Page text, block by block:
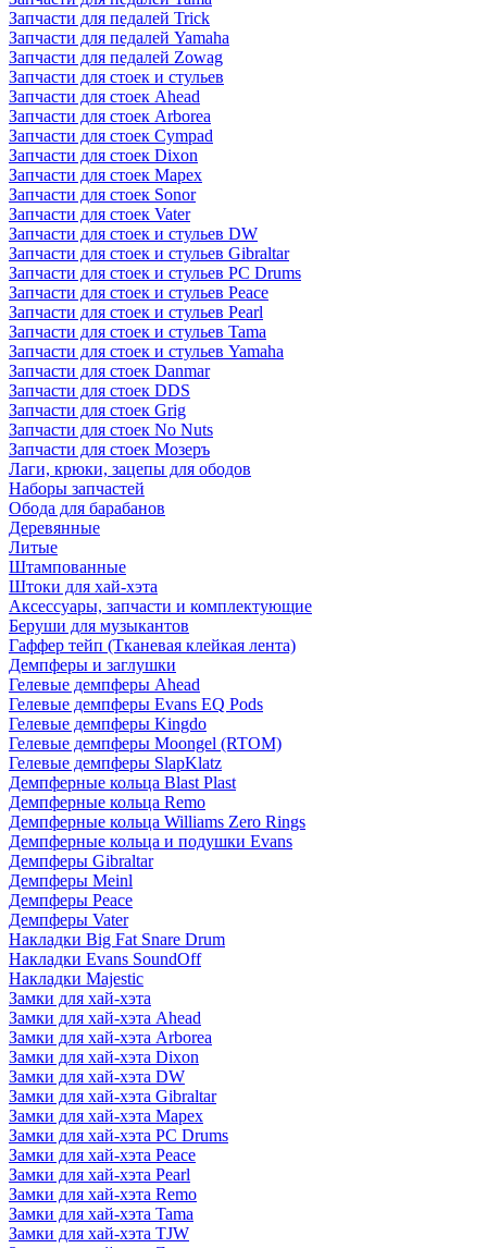
Запчасти для педалей Trick
Запчасти для педалей Yamaha
Запчасти для педалей Zowag
Запчасти для стоек и стульев
Запчасти для стоек Ahead
Запчасти для стоек Arborea
Запчасти для стоек Cympad
Запчасти для стоек Dixon
Запчасти для стоек Mapex
Запчасти для стоек Sonor
Запчасти для стоек Vater
Запчасти для стоек и стульев DW
Запчасти для стоек и стульев Gibraltar
Запчасти для стоек и стульев PC Drums
Запчасти для стоек и стульев Peace
Запчасти для стоек и стульев Pearl
Запчасти для стоек и стульев Tama
Запчасти для стоек и стульев Yamaha
Запчасти для стоек Danmar
Запчасти для стоек DDS
Запчасти для стоек Grig
Запчасти для стоек No Nuts
Запчасти для стоек Мозеръ
Лаги, крюки, зацепы для ободов
Наборы запчастей
Обода для барабанов
Деревянные
Литые
Штампованные
Штоки для хай-хэта
Аксессуары, запчасти и комплектующие
Беруши для музыкантов
Гаффер тейп (Тканевая клейкая лента)
Демпферы и заглушки
Гелевые демпферы Ahead
Гелевые демпферы Evans EQ Pods
Гелевые демпферы Kingdo
Гелевые демпферы Moongel (RTOM)
Гелевые демпферы SlapKlatz
Демпферные кольца Blast Plast
Демпферные кольца Remo
Демпферные кольца Williams Zero Rings
Демпферные кольца и подушки Evans
Демпферы Gibraltar
Демпферы Meinl
Демпферы Peace
Демпферы Vater
Накладки Big Fat Snare Drum
Накладки Evans SoundOff
Накладки Majestic
Замки для хай-хэта
Замки для хай-хэта Ahead
Замки для хай-хэта Arborea
Замки для хай-хэта Dixon
Замки для хай-хэта DW
Замки для хай-хэта Gibraltar
Замки для хай-хэта Mapex
Замки для хай-хэта PC Drums
Замки для хай-хэта Peace
Замки для хай-хэта Pearl
Замки для хай-хэта Remo
Замки для хай-хэта Tama
Замки для хай-хэта TJW